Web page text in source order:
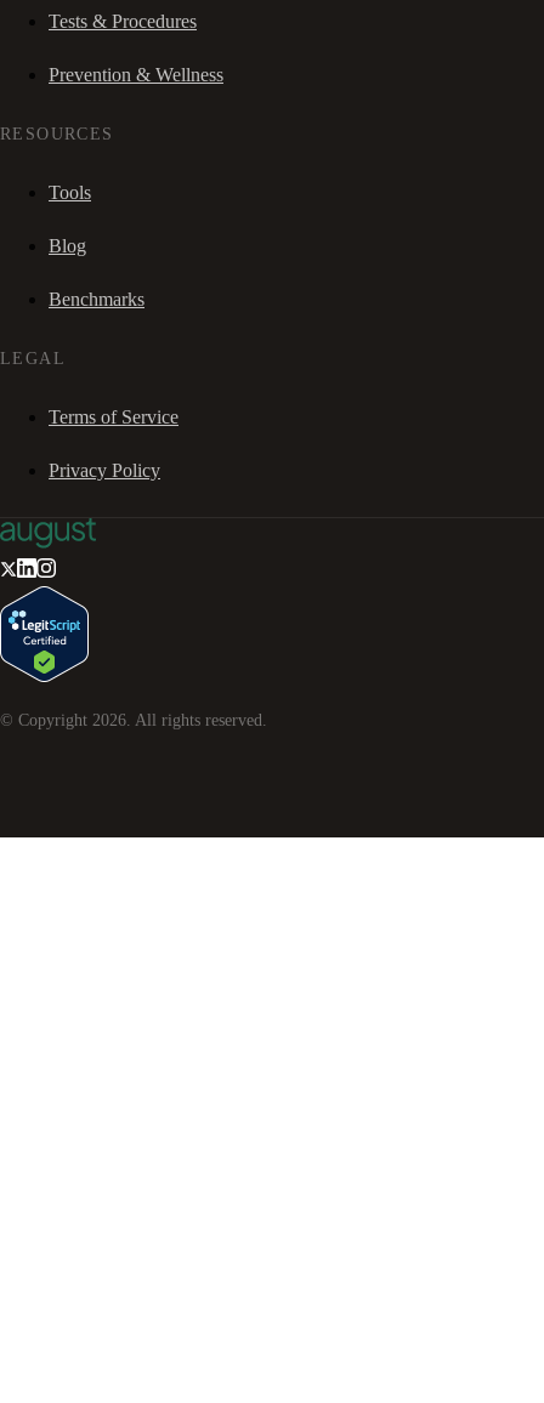
Tests & Procedures
Prevention & Wellness
RESOURCES
Tools
Blog
Benchmarks
LEGAL
Terms of Service
Privacy Policy
© Copyright 2026 . All rights reserved.